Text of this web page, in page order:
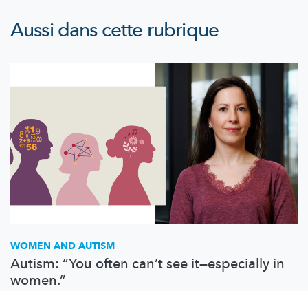
Aussi dans cette rubrique
WOMEN AND AUTISM
Autism: “You often can’t see it—especially in
women.”